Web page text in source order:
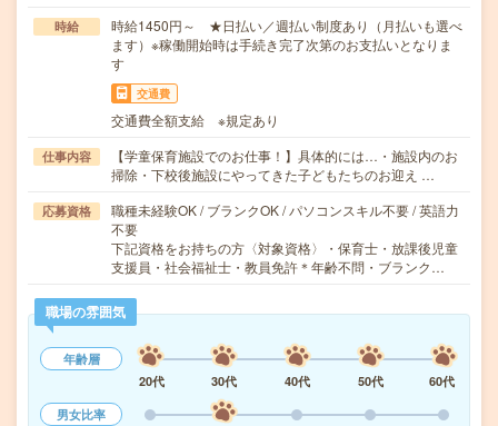
時給
時給1450円～ ★日払い／週払い制度あり（月払いも選べ
ます）※稼働開始時は手続き完了次第のお支払いとなりま
す
交通費
交通費全額支給 ※規定あり
仕事内容
【学童保育施設でのお仕事！】具体的には…・施設内のお
掃除・下校後施設にやってきた子どもたちのお迎え …
応募資格
職種未経験OK / ブランクOK / パソコンスキル不要 / 英語力
不要
下記資格をお持ちの方〈対象資格〉・保育士・放課後児童
支援員・社会福祉士・教員免許＊年齢不問・ブランク…
職場の雰囲気
年齢層
20代
30代 40代 50代
60代
男女比率